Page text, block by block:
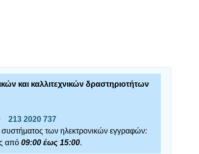
και καλλιτεχνικών δραστηριοτήτων
213 2020 737
συστήματος των ηλεκτρονικών εγγραφών:
από09:00 έως 15:00.